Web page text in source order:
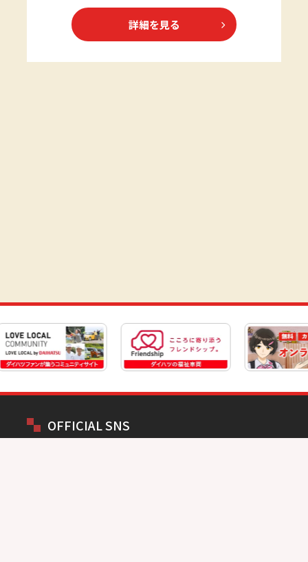
詳細を見る
OFFICIAL SNS